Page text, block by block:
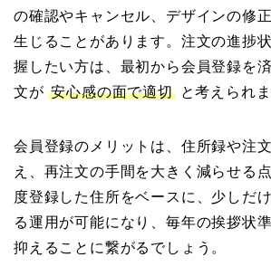
の確認やキャンセル、デザインの修
生じることがあります。注文の進捗
握したい方は、最初から会員登録を
文が安心感の面で適切と考えられま
会員登録のメリットは、住所録や注
え、再注文の手間を大きく減らせる
度登録した住所をベースに、少しだ
る運用が可能になり、毎年の挨拶状
抑えることに繋がるでしょう。